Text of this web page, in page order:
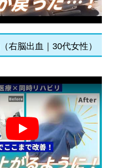
右脳出血｜30代女性）
Play